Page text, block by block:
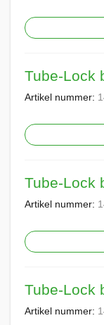
Tube-Lock
Artikel nummer:
Tube-Lock
Artikel nummer:
Tube-Lock
Artikel nummer: